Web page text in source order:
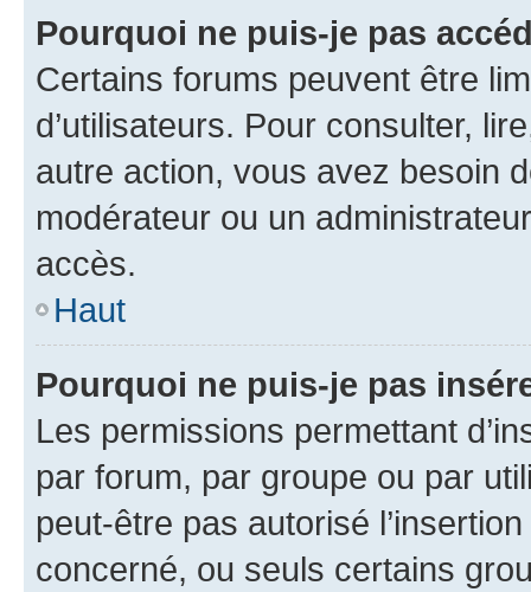
Pourquoi ne puis-je pas
Certains forums peuvent être
d’utilisateurs. Pour consulter,
autre action, vous avez besoin
modérateur ou un
accès.
Haut
Pourquoi ne puis-je pas
Les permissions permettant
par forum, par groupe ou par
peut-être pas autorisé
concerné, ou seuls certains